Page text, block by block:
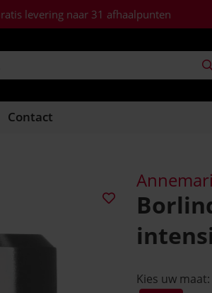
levering naar 31 afhaalpunten
Contact
Kies uw maat: